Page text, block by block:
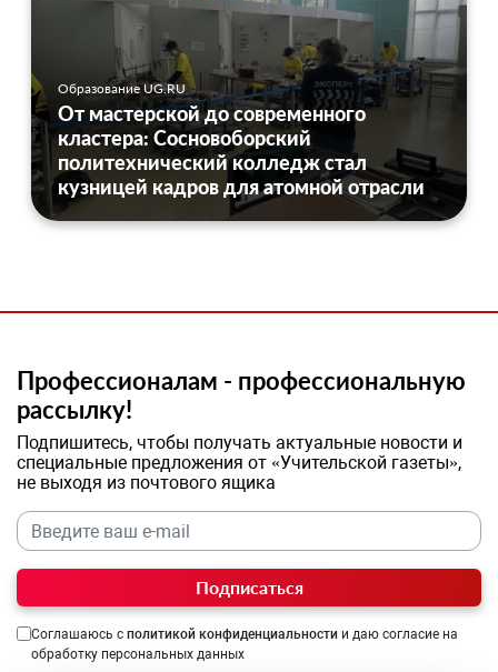
Образование UG.RU
От мастерской до современного
кластера: Сосновоборский
политехнический колледж стал
кузницей кадров для атомной отрасли
Профессионалам - профессиональную
рассылку!
Подпишитесь, чтобы получать актуальные новости и
специальные предложения от «Учительской газеты»,
не выходя из почтового ящика
Подписаться
Соглашаюсь с политикой конфиденциальности и даю согласие на
обработку персональных данных